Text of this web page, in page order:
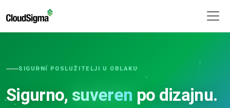
SIGURNI POSLUŽITELJI U OBLAKU
Sigurno, suveren po dizajnu.